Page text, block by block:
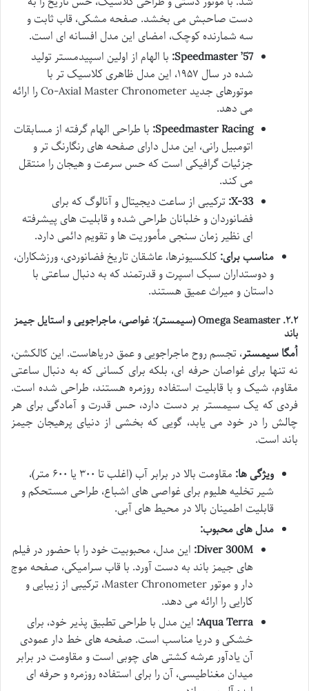
دست صاحبش می بخشد. صفحه مشکی، قاب ثابت و
سه شمارنده کوچک، امضای این مدل افسانه ای است.
Speedmaster ’57: با الهام از اولین اسپیدمستر تولید
شده در سال ۱۹۵۷، این مدل ظاهری کلاسیک تر با
موتورهای جدید Co-Axial Master Chronometer را ارائه
می دهد.
Speedmaster Racing: با طراحی الهام گرفته از مسابقات
اتومبیل رانی، این مدل دارای صفحه های رنگارنگ تر و
جزئیات گرافیکی است که حس سرعت و هیجان را منتقل
می کند.
X-33: ترکیبی از ساعت دیجیتال و آنالوگ که برای
فضانوردان و خلبانان طراحی شده و قابلیت های پیشرفته
ای نظیر زمان سنجی مأموریت ها و تقویم دائمی دارد.
مناسب برای:کلکسیونرها، عاشقان تاریخ فضانوردی، ورزشکاران،
و دوستداران سبک اسپرت و قدرتمند که به دنبال ساعتی با
داستان و میراث عمیق هستند.
۲.۲. Omega Seamaster (سیمستر) : غواصی، ماجراجویی و استایل جیمز
باند
اُمگا سیمستر، تجسم روح ماجراجویی و عمق دریاهاست. این کالکشن،
نه تنها برای غواصان حرفه ای، بلکه برای کسانی که به دنبال ساعتی
مقاوم، شیک و با قابلیت استفاده روزمره هستند، طراحی شده است.
فردی که یک سیمستر بر دست دارد، حس قدرت و آمادگی برای هر
چالش را در خود می یابد، گویی که بخشی از دنیای پرهیجان جیمز
باند است.
ویژگی ها:
مقاومت بالا در برابر آب (اغلب تا ۳۰۰ یا ۶۰۰ متر)،
شیر تخلیه هلیوم برای غواصی های اشباع، طراحی مستحکم و
قابلیت اطمینان بالا در محیط های آبی.
مدل های محبوب:
Diver 300M: این مدل، محبوبیت خود را با حضور در فیلم
های جیمز باند به دست آورد. با قاب سرامیکی، صفحه موج
دار و موتور Master Chronometer، ترکیبی از زیبایی و
کارایی را ارائه می دهد.
Aqua Terra: این مدل با طراحی تطبیق پذیر خود، برای
خشکی و دریا مناسب است. صفحه های خط دار عمودی
آن یادآور عرشه کشتی های چوبی است و مقاومت در برابر
میدان مغناطیسی، آن را برای استفاده روزمره و حرفه ای